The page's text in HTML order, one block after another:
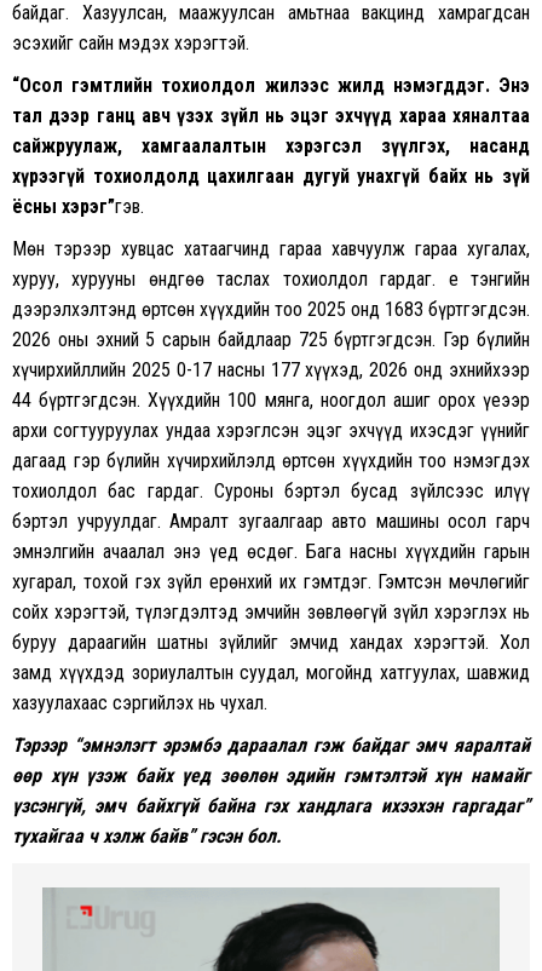
байдаг. Хазуулсан, маажуулсан амьтнаа вакцинд хамрагдсан
эсэхийг сайн мэдэх хэрэгтэй.
“Осол гэмтлийн тохиолдол жилээс жилд нэмэгддэг. Энэ
тал дээр ганц авч үзэх зүйл нь эцэг эхчүүд хараа хяналтаа
сайжруулаж, хамгаалалтын хэрэгсэл зүүлгэх, насанд
хүрээгүй тохиолдолд цахилгаан дугуй унахгүй байх нь зүй
ёсны хэрэг”гэв.
Мөн тэрээр хувцас хатаагчинд гараа хавчуулж гараа хугалах,
хуруу, хурууны өндгөө таслах тохиолдол гардаг. Үе тэнгийн
дээрэлхэлтэнд өртсөн хүүхдийн тоо 2025 онд 1683 бүртгэгдсэн.
2026 оны эхний 5 сарын байдлаар 725 бүртгэгдсэн. Гэр бүлийн
хүчирхийллийн 2025 0-17 насны 177 хүүхэд, 2026 онд эхнийхээр
44 бүртгэгдсэн. Хүүхдийн 100 мянга, ноогдол ашиг орох үеээр
архи согтууруулах ундаа хэрэглсэн эцэг эхчүүд ихэсдэг үүнийг
дагаад гэр бүлийн хүчирхийлэлд өртсөн хүүхдийн тоо нэмэгдэх
тохиолдол бас гардаг. Суроны бэртэл бусад зүйлсээс илүү
бэртэл учруулдаг. Амралт зугаалгаар авто машины осол гарч
эмнэлгийн ачаалал энэ үед өсдөг. Бага насны хүүхдийн гарын
хугарал, тохой гэх зүйл ерөнхий их гэмтдэг. Гэмтсэн мөчлөгийг
сойх хэрэгтэй, түлэгдэлтэд эмчийн зөвлөөгүй зүйл хэрэглэх нь
буруу дараагийн шатны зүйлийг эмчид хандах хэрэгтэй. Хол
замд хүүхдэд зориулалтын суудал, могойнд хатгуулах, шавжид
хазуулахаас сэргийлэх нь чухал.
Тэрээр “эмнэлэгт эрэмбэ дараалал гэж байдаг эмч яаралтай
өөр хүн үзэж байх үед зөөлөн эдийн гэмтэлтэй хүн намайг
үзсэнгүй, эмч байхгүй байна гэх хандлага ихээхэн гаргадаг”
тухайгаа ч хэлж байв” гэсэн бол.